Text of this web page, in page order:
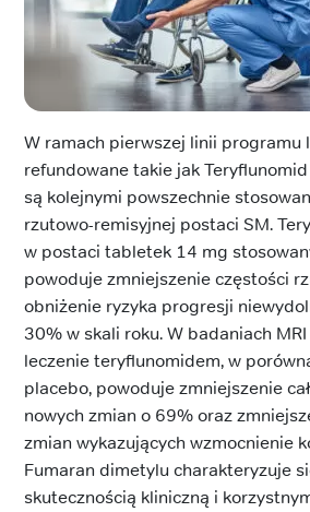
W ramach pierwszej linii programu
refundowane takie jak
są kolejnymi powszechnie
rzutowo-remisyjnej postaci SM.
w postaci tabletek 14 mg
powoduje zmniejszenie częstości
obniżenie ryzyka progresji
30% w skali roku. W badaniach
leczenie teryflunomidem, w
placebo, powoduje zmniejszenie
nowych zmian o 69% oraz
zmian wykazujących wzmocnienie
Fumaran dimetylu charakteryzuje
skutecznością kliniczną i